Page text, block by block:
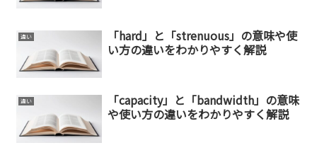
違い
「hard」と「strenuous」の意味や使
い方の違いをわかりやすく解説
違い
「capacity」と「bandwidth」の意味
や使い方の違いをわかりやすく解説